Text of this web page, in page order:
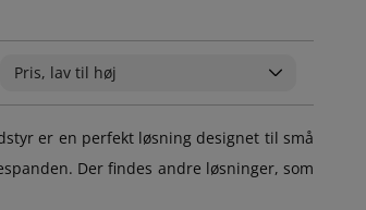
Pris, lav til høj
er en perfekt løsning designet til små
Der findes andre løsninger, som